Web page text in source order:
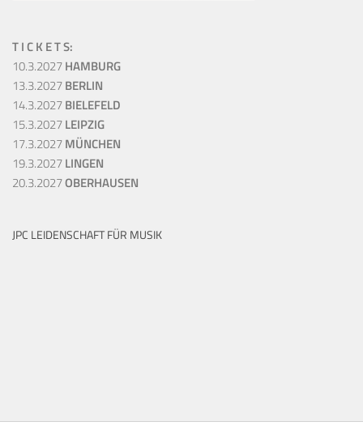
T I C K E T S:
10.3.2027HAMBURG
13.3.2027BERLIN
14.3.2027BIELEFELD
15.3.2027LEIPZIG
17.3.2027MÜNCHEN
19.3.2027LINGEN
20.3.2027OBERHAUSEN
JPC LEIDENSCHAFT FÜR MUSIK